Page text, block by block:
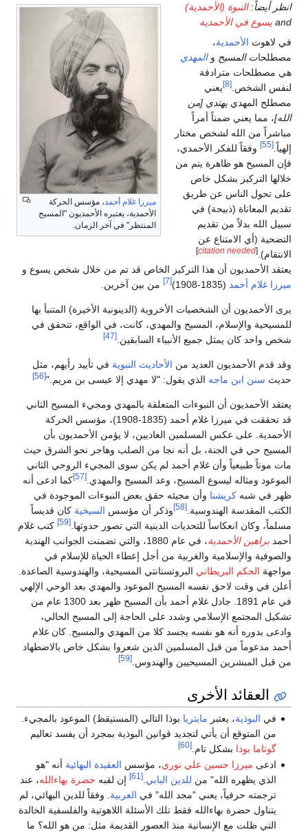
ميرزا غلام أحمد ، مؤسس الحركة
الأحمدية، يعتبره الأحمديون "المسيح
المنتظر" في آخر الزمان.
انظر أيضاً:النبوة (الأحمدية)
and يسوع في الأحمدية
في لاهوت الأحمدية،
مصطلحاتالمسيح والمهدي
هي مصطلحات مترادفة
لنفس الشخص. [8]
يعني
مصطلح المهدي يهتدي [من
الله]، مما يعني ضمناً أمراً
مباشراً من الله لشخص مختار
إلهياً. [55]
وفقاً للفكر الأحمدي،
فإن المسيح هو ظاهرة يتم من
خلالها التركيز بشكل خاص
على تحول الناس عن طريق
تقديم المعاناة (ذبيحة) في
سبيل الله بدلاً من تقديم
التضحية (أي الامتناع عن
الانتقام). [
citation needed
]
يعتقد الأحمديون أن هذا التركيز الخاص قد تم من خلال شخص يسوع و
ميرزا غلام أحمد (1835-1908)
[7] من بين آخرين.
يرى الأحمديون أن الشخصيات الأخروية (الدينونية الأخيرة) المتنبأ بها
للمسيحية والإسلام، المسيح والمهدي، كانت، في الواقع، تتحقق في
شخص واحد كان يمثل جميع الأنبياء السابقين. [47]
وقد قدم الأحمديون العديد من الأحاديث النبوية في تأييد رأيهم، مثل
حديث سنن ابن ماجه الذي يقول: "لا مهدي إلا عيسى بن مريم."[56]
يعتقد الأحمديون أن النبوءات المتعلقة بالمهدي ومجيء المسيح الثاني
قد تحققت في ميرزا غلام أحمد (1835-1908)، مؤسس الحركة
الأحمدية. على عكس المسلمين العاديين، لا يؤمن الأحمديون بأن
المسيح حي في الجنة، بل أنه نجا من الصلب وهاجر نحو الشرق حيث
مات موتاً طبيعياً وأن غلام أحمد لم يكن سوى المجيء الروحي الثاني
الموعود ومثاله ليسوع المسيح، وعد المسيح والمهدي. [57]
كما ادعى أنه
ظهر في شبه كريشنا وأن مجيئه حقق بعض النبوءات الموجودة في
الكتب المقدسة الهندوسية. [58] وذكر أن مؤسس السيخية كان قديساً
مسلماً، وكان انعكاساً للتحديات الدينية التي تصور حدوثها. [59]
كتب غلام
أحمد براهين الأحمدية
، في عام 1880، والتي تضمنت الجوانب الهندية
والصوفية والإسلامية والغربية من أجل إعطاء الحياة للإسلام في
مواجهة الحكم البريطاني البروتستانتي المسيحية، والهندوسية الصاعدة.
أعلن في وقت لاحق نفسه المسيح الموعود والمهدي بعد الوحي الإلهي
في عام 1891. جادل غلام أحمد بأن المسيح ظهر بعد 1300 عام من
تشكيل المجتمع الإسلامي وشدد على الحاجة إلى المسيح الحالي،
وادعى بدوره أنه هو نفسه يجسد كلا من المهدي والمسيح. كان غلام
أحمد مدعوماً من قبل المسلمين الذين شعروا بشكل خاص بالاضطهاد
من قبل المبشرين المسيحيين والهندوس. [59]
العقائد الأخرى
في البوذية، يعتبر مايتريا بوذا التالي (المستيقظ) الموعود بالمجيء.
من المتوقع أن يأتي لتجديد قوانين البوذية بمجرد أن يفسد تعاليم
گوتاما بوذا بشكل تام.[60]
ادعى ميرزا حسين علي نوري، مؤسس العقيدة البهائية أنه "هو
الذي يظهره الله" من للدين البابي.
[61] إن لقبه حضرة بهاءالله، عند
ترجمته حرفياً، يعني "مجد الله" في العربية. وفقاً للدين البهائي، لم
يتناول حضرة بهاءالله فقط تلك الأسئلة اللاهوتية والفلسفية الخالدة
التي ظلت مع الإنسانية منذ العصور القديمة مثل: من هو الله؟ ما